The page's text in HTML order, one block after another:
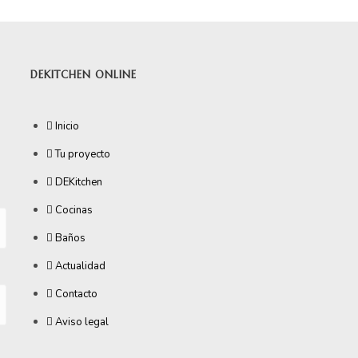
DEKITCHEN ONLINE
Inicio
Tu proyecto
DEKitchen
Cocinas
Baños
Actualidad
Contacto
Aviso legal